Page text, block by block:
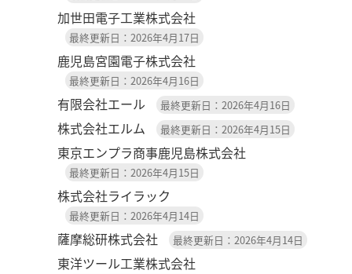
加世田電子工業株式会社
最終更新日：2026年4月17日
鹿児島宮園電子株式会社
最終更新日：2026年4月16日
有限会社エール 最終更新日：2026年4月16日
株式会社エルム 最終更新日：2026年4月15日
東京エンプラ商事鹿児島株式会社
最終更新日：2026年4月15日
株式会社ライラック
最終更新日：2026年4月14日
薩摩総研株式会社 最終更新日：2026年4月14日
東洋ツール工業株式会社